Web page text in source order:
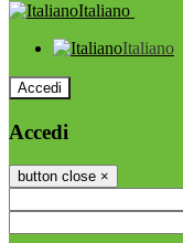
Italiano
Italiano
Accedi
Accedi
button close ×